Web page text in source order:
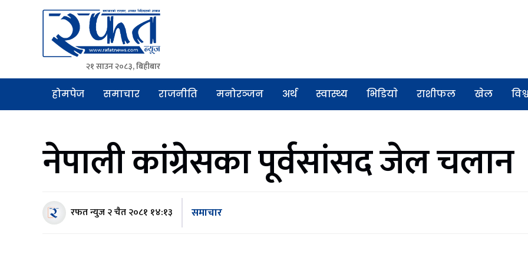
Rafat News
समाचारको रफ्तार, आवाज बिहिनहरुको आवाज
२१ साउन २०८३, बिहीबार
होमपेज समाचार राजनीति मनोरञ्जन अर्थ स्वास्थ्य भिडियाे राशीफल खेल
नेपाली कांग्रेसका पूर्वसांसद जेल चलान
रफत न्युज२ चैत २०८१ १४:१३ समाचार